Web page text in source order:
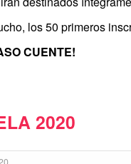
los 50 primeros
CUENTE!
2020